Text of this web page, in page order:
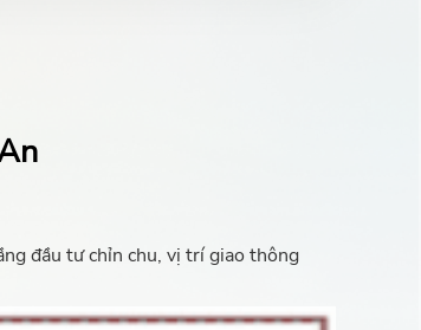
đầu tư chỉn chu, vị trí giao thông